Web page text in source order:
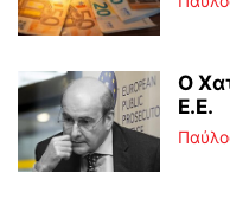
Ο
Ε.Ε.